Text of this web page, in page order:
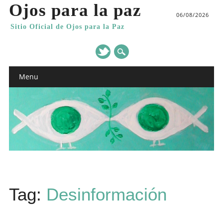
Ojos para la paz
Sitio Oficial de Ojos para la Paz
06/08/2026
Main menu
Menu
Tag: Desinformación